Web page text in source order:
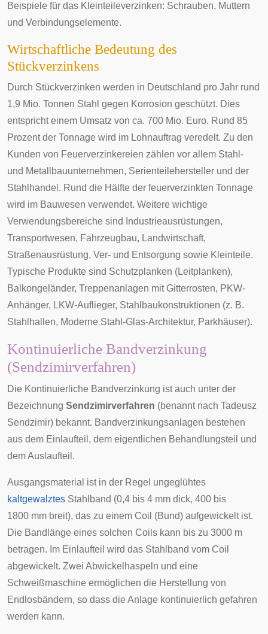
Beispiele für das Kleinteileverzinken: Schrauben, Muttern
und Verbindungselemente.
Wirtschaftliche Bedeutung des
Stückverzinkens
Durch Stückverzinken werden in Deutschland pro Jahr rund
1,9 Mio. Tonnen Stahl gegen Korrosion geschützt. Dies
entspricht einem Umsatz von ca. 700 Mio. Euro. Rund 85
Prozent der Tonnage wird im Lohnauftrag veredelt. Zu den
Kunden von Feuerverzinkereien zählen vor allem Stahl-
und Metallbauunternehmen, Serienteilehersteller und der
Stahlhandel. Rund die Hälfte der feuerverzinkten Tonnage
wird im Bauwesen verwendet. Weitere wichtige
Verwendungsbereiche sind Industrieausrüstungen,
Transportwesen, Fahrzeugbau, Landwirtschaft,
Straßenausrüstung, Ver- und Entsorgung sowie Kleinteile.
Typische Produkte sind Schutzplanken (Leitplanken),
Balkongeländer, Treppenanlagen mit Gitterrosten, PKW-
Anhänger, LKW-Auflieger, Stahlbaukonstruktionen (z. B.
Stahlhallen, Moderne Stahl-Glas-Architektur, Parkhäuser).
Kontinuierliche Bandverzinkung
(Sendzimirverfahren)
Die Kontinuierliche Bandverzinkung ist auch unter der
Bezeichnung Sendzimirverfahren (benannt nach Tadeusz
Sendzimir) bekannt. Bandverzinkungsanlagen bestehen
aus dem Einlaufteil, dem eigentlichen Behandlungsteil und
dem Auslaufteil.
Ausgangsmaterial ist in der Regel ungeglühtes
kaltgewalztes Stahlband (0,4 bis 4 mm dick, 400 bis
1800 mm breit), das zu einem Coil (Bund) aufgewickelt ist.
Die Bandlänge eines solchen Coils kann bis zu 3000 m
betragen. Im Einlaufteil wird das Stahlband vom Coil
abgewickelt. Zwei Abwickelhaspeln und eine
Schweißmaschine ermöglichen die Herstellung von
Endlosbändern, so dass die Anlage kontinuierlich gefahren
werden kann.